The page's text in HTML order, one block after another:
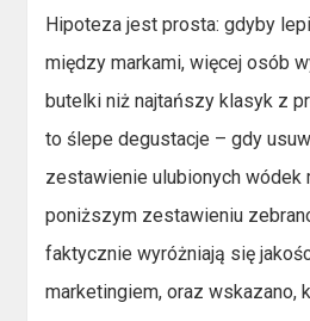
Hipoteza jest prosta: gdyby
między markami, więcej osób
butelki niż najtańszy klasyk z
to ślepe degustacje – gdy
zestawienie ulubionych wódek
poniższym zestawieniu
faktycznie wyróżniają się
marketingiem, oraz wskazano,